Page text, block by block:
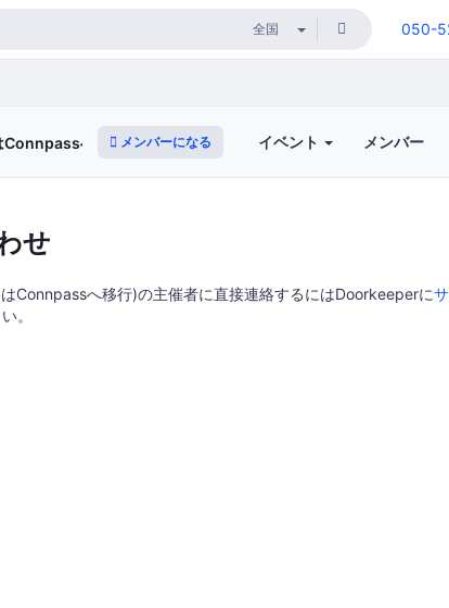
050-
Connpassへ移行)メンバーになる イベント メンバー
せ
Connpassへ移行)の主催者に直接連絡するにはDoorkeeperに
。